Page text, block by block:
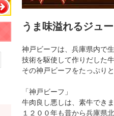
うま味溢れるジュ
神戸ビーフは、兵庫県内で
技術を駆使して作りだした牛
その神戸ビーフをたっぷり
「神戸ビーフ」
牛肉良し悪しは、素牛でき
１２００年も昔から兵庫県